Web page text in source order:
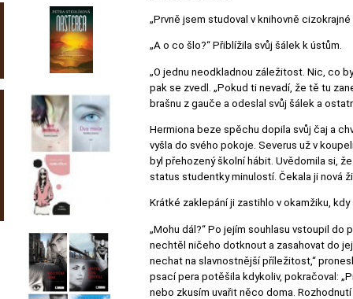
„Prvně jsem studoval v knihovně
„A o co šlo?“ Přiblížila svůj šálek k ústům.
„O jednu neodkladnou záležitost. Nic, co
pak se zvedl. „Pokud ti nevadí, že tě tu
brašnu z gauče a odeslal svůj šálek a
Hermiona beze spěchu dopila svůj čaj a
vyšla do svého pokoje. Severus už v
byl přehozený školní hábit. Uvědomila si,
status studentky minulostí. Čekala ji nová
Krátké zaklepání ji zastihlo v okamžiku,
„Mohu dál?“ Po jejím souhlasu vstoupil
nechtěl ničeho dotknout a zasahovat do
nechat na slavnostnější příležitost,“
psací pera potěšila kdykoliv, pokračoval:
nebo zkusím uvařit něco doma.